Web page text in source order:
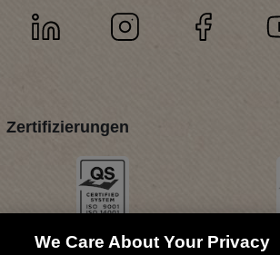
Zertifizierungen
We Care About Your Privacy